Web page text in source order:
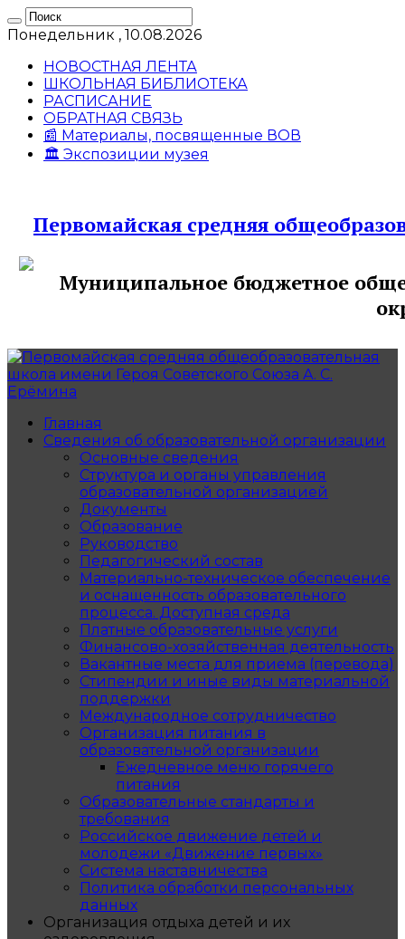
Понедельник , 10.08.2026
НОВОСТНАЯ ЛЕНТА
ШКОЛЬНАЯ БИБЛИОТЕКА
РАСПИСАНИЕ
ОБРАТНАЯ СВЯЗЬ
📰 Материалы, посвященные ВОВ
🏛️ Экспозиции музея
Первомайская средняя
Муниципальное бюджетное
Главная
Сведения об образовательной организации
Основные сведения
Структура и органы управления
образовательной организацией
Документы
Образование
Руководство
Педагогический состав
Материально-техническое обеспечение
и оснащенность образовательного
процесса. Доступная среда
Платные образовательные услуги
Финансово-хозяйственная деятельность
Вакантные места для приема (перевода)
Стипендии и иные виды материальной
поддержки
Международное сотрудничество
Организация питания в
образовательной организации
Ежедневное меню горячего
питания
Образовательные стандарты и
требования
Российское движение детей и
молодежи «Движение первых»
Система наставничества
Политика обработки персональных
данных
Организация отдыха детей и их